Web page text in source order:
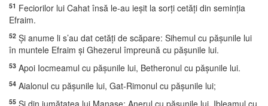
51 Feciorilor lui Cahat însă le-au ieşit la sorţi cetăţi din seminţia
Efraim.
52 Şi anume li s’au dat cetăţi de scăpare: Sihemul cu păşunile lui
în muntele Efraim şi Ghezerul împreună cu păşunile lui.
53 Apoi Iocmeamul cu păşunile lui, Betheronul cu păşunile lui.
54 Aialonul cu păşunile lui, Gat-Rimonul cu păşunile lui;
55 Şi din jumătatea lui Manase: Anerul cu păşunile lui, Ibleamul cu